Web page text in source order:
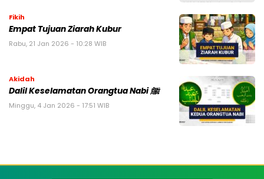
Fikih
Empat Tujuan Ziarah Kubur
Rabu, 21 Jan 2026 - 10:28 WIB
Akidah
Dalil Keselamatan Orangtua Nabi ﷺ
Minggu, 4 Jan 2026 - 17:51 WIB